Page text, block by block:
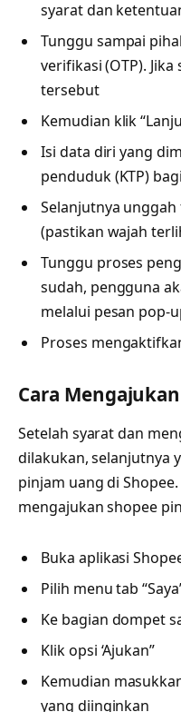
syarat dan
Tunggu sampai
verifikasi (OTP).
tersebut
Kemudian klik
Isi data diri yang
penduduk (KTP)
Selanjutnya
(pastikan wajah
Tunggu proses
sudah, pengguna
melalui pesan pop-
Proses
Cara
Setelah syarat dan
dilakukan, selanjutnya
pinjam uang di
mengajukan shopee
Buka aplikasi
Pilih menu tab
Ke bagian dompet
Klik opsi ‘Ajukan”
Kemudian
yang diinginkan